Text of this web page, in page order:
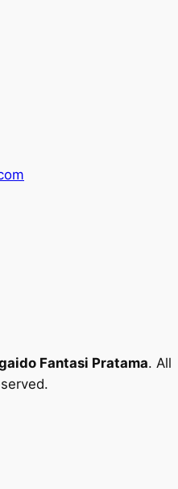
Fantasi Pratama. All